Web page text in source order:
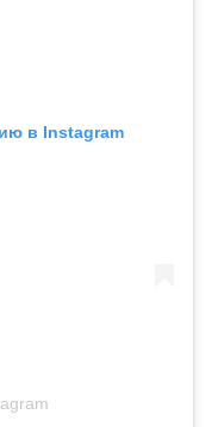
в Instagram